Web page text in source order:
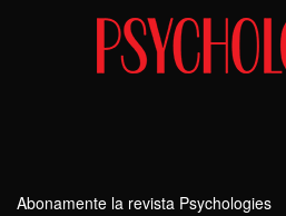
Abonamente la revista Psychologies